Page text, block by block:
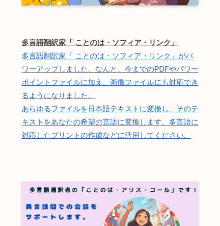
多言語翻訳家「 ことのは・ソフィア・リンク」
多言語翻訳家「 ことのは・ソフィア・リンク」がパ
ワーアップしました。なんと、今までのPDFやパワー
ポイントファイルに加え、画像ファイルにも対応でき
るようになりました。
あらゆるファイルを日本語テキストに変換し、そのテ
キストをあなたの希望の言語に変換します。多言語に
対応したプリントの作成などに活用してください。